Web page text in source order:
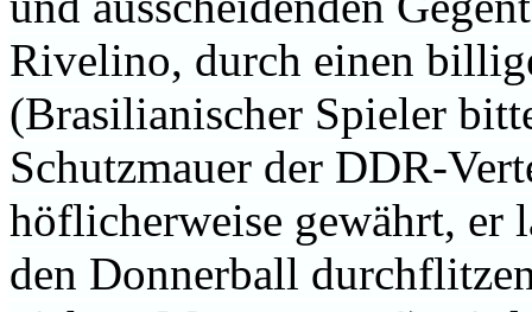
Rivelino, durch einen
(Brasilianischer Spieler
Schutzmauer der DDR-
höflicherweise gewährt, er
den Donnerball